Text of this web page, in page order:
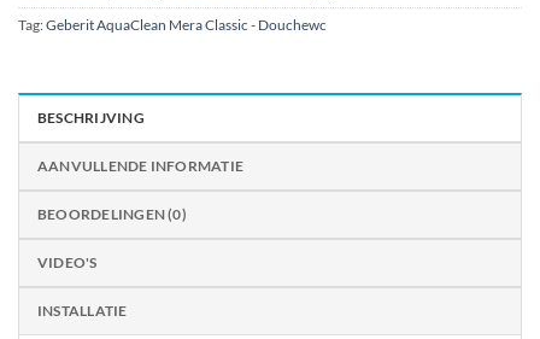
Tag:Geberit AquaClean Mera Classic - Douchewc
BESCHRIJVING
AANVULLENDE INFORMATIE
BEOORDELINGEN (0)
VIDEO'S
INSTALLATIE